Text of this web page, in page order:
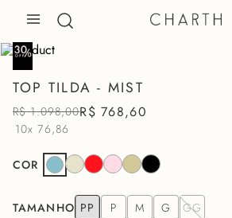
TOP TILDA - MIST
R$ 1.098,00R$ 768,60
10x76,86
COR
TAMANHO PP P M G GG